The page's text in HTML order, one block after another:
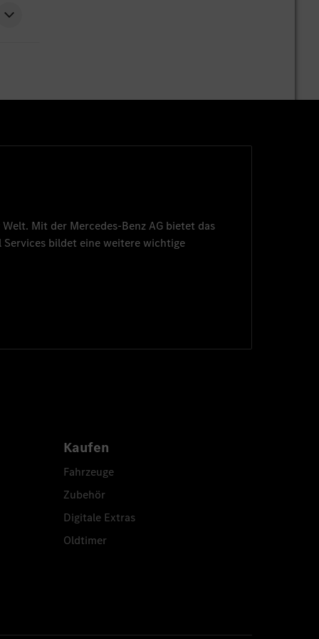
Mit der Mercedes-Benz AG bietet das
Services bildet eine weitere wichtige
Kaufen
Fahrzeuge
Zubehör
Digitale Extras
Oldtimer